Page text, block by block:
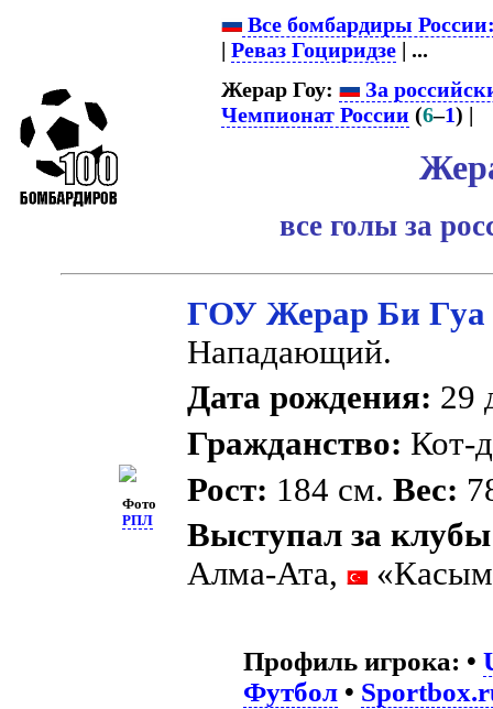
Все бомбардиры
| Реваз Гоциридзе| ...
Жерар Гоу:
За
Чемпионат России (6–1) |
все голы за
Фото
РПЛ
ГОУ Жерар Би Гуа
Нападающий.
Дата рождения: 29
Гражданство: Кот-
Рост: 184 см.Вес:
Выступал за
Алма-Ата,
Профиль игрока: •
Футбол•